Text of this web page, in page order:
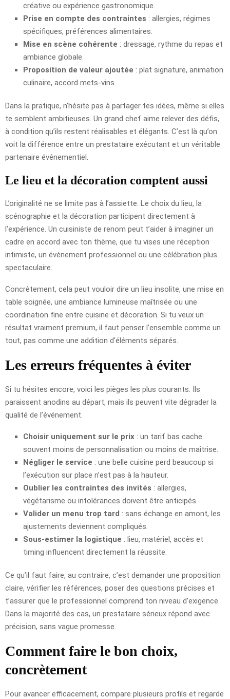
créative ou expérience gastronomique.
Prise en compte des contraintes : allergies, régimes
spécifiques, préférences alimentaires.
Mise en scène cohérente : dressage, rythme du repas et
ambiance globale.
Proposition de valeur ajoutée : plat signature, animation
culinaire, accord mets-vins.
Dans la pratique, n’hésite pas à partager tes idées, même si elles
te semblent ambitieuses. Un grand chef aime relever des défis,
à condition qu’ils restent réalisables et élégants. C’est là qu’on
voit la différence entre un prestataire exécutant et un véritable
partenaire événementiel.
Le lieu et la décoration comptent aussi
L’originalité ne se limite pas à l’assiette. Le choix du lieu, la
scénographie et la décoration participent directement à
l’expérience. Un cuisiniste de renom peut t’aider à imaginer un
cadre en accord avec ton thème, que tu vises une réception
intimiste, un événement professionnel ou une célébration plus
spectaculaire.
Concrètement, cela peut vouloir dire un lieu insolite, une mise en
table soignée, une ambiance lumineuse maîtrisée ou une
coordination fine entre cuisine et décoration. Si tu veux un
résultat vraiment premium, il faut penser l’ensemble comme un
tout, pas comme une addition d’éléments séparés.
Les erreurs fréquentes à éviter
Si tu hésites encore, voici les pièges les plus courants. Ils
paraissent anodins au départ, mais ils peuvent vite dégrader la
qualité de l’événement.
Choisir uniquement sur le prix : un tarif bas cache
souvent moins de personnalisation ou moins de maîtrise.
Négliger le service : une belle cuisine perd beaucoup si
l’exécution sur place n’est pas à la hauteur.
Oublier les contraintes des invités : allergies,
végétarisme ou intolérances doivent être anticipés.
Valider un menu trop tard : sans échange en amont, les
ajustements deviennent compliqués.
Sous-estimer la logistique : lieu, matériel, accès et
timing influencent directement la réussite.
Ce qu’il faut faire, au contraire, c’est demander une proposition
claire, vérifier les références, poser des questions précises et
t’assurer que le professionnel comprend ton niveau d’exigence.
Dans la majorité des cas, un prestataire sérieux répond avec
précision, sans vague promesse.
Comment faire le bon choix,
concrètement
Pour avancer efficacement, compare plusieurs profils et regarde